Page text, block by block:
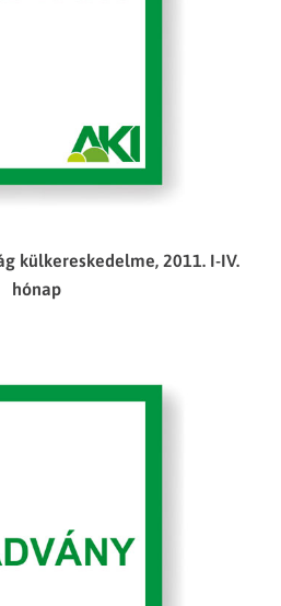
külkereskedelme, 2011. I-IV.
hónap